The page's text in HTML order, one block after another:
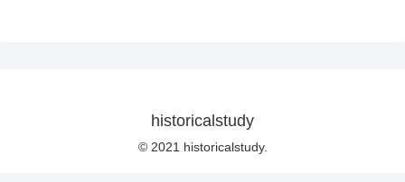
historicalstudy
© 2021 historicalstudy.